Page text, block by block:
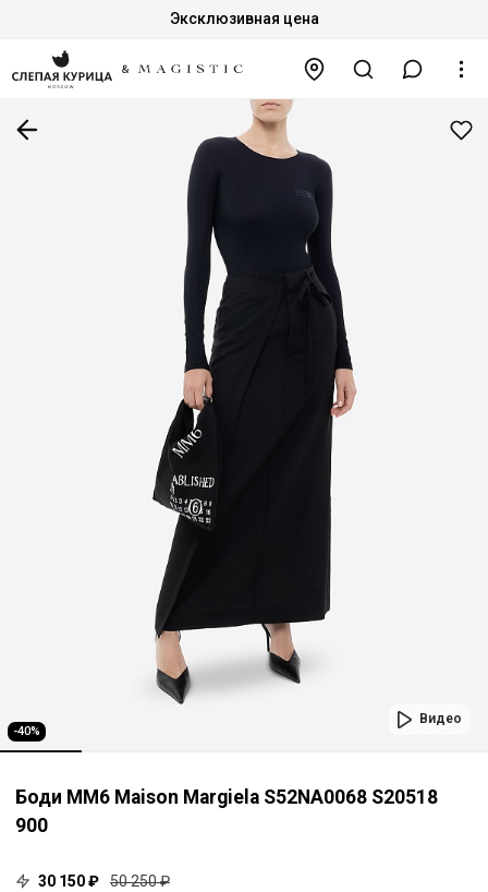
Эксклюзивная цена
-40%
Видео
Боди MM6 Maison Margiela S52NA0068 S20518
900
30 150 ₽ 50 250 ₽